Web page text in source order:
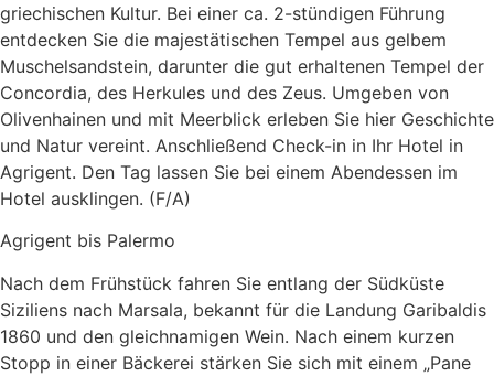
griechischen Kultur. Bei einer ca. 2-stündigen Führung
entdecken Sie die majestätischen Tempel aus gelbem
Muschelsandstein, darunter die gut erhaltenen Tempel der
Concordia, des Herkules und des Zeus. Umgeben von
Olivenhainen und mit Meerblick erleben Sie hier Geschichte
und Natur vereint. Anschließend Check-in in Ihr Hotel in
Agrigent. Den Tag lassen Sie bei einem Abendessen im
Hotel ausklingen. (F/A)
Agrigent bis Palermo
Nach dem Frühstück fahren Sie entlang der Südküste
Siziliens nach Marsala, bekannt für die Landung Garibaldis
1860 und den gleichnamigen Wein. Nach einem kurzen
Stopp in einer Bäckerei stärken Sie sich mit einem „Pane